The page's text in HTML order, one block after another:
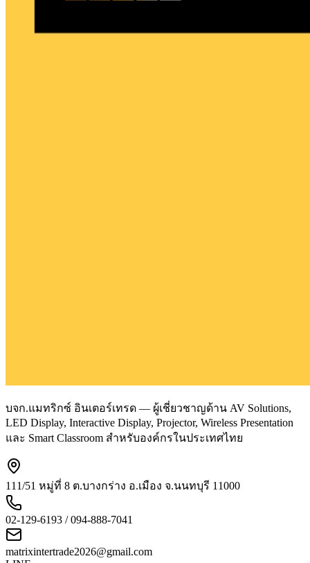
บจก.แมทริกซ์ อินเตอร์เทรด — ผู้เชี่ยวชาญด้าน AV Solutions,
LED Display, Interactive Display, Projector, Wireless Presentation
และ Smart Classroom สำหรับองค์กรในประเทศไทย
111/51 หมู่ที่ 8 ต.บางกร่าง อ.เมือง จ.นนทบุรี 11000
02-129-6193 / 094-888-7041
matrixintertrade2026@gmail.com